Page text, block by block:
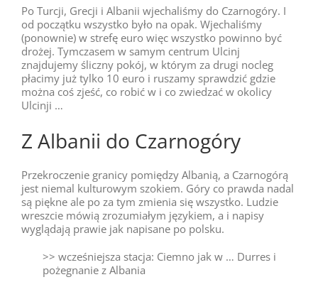
Po Turcji, Grecji i Albanii wjechaliśmy do Czarnogóry. I
od początku wszystko było na opak. Wjechaliśmy
(ponownie) w strefę euro więc wszystko powinno być
drożej. Tymczasem w samym centrum Ulcinj
znajdujemy śliczny pokój, w którym za drugi nocleg
płacimy już tylko 10 euro i ruszamy sprawdzić gdzie
można coś zjeść, co robić w i co zwiedzać w okolicy
Ulcinji …
Z Albanii do Czarnogóry
Przekroczenie granicy pomiędzy Albanią, a Czarnogórą
jest niemal kulturowym szokiem. Góry co prawda nadal
są piękne ale po za tym zmienia się wszystko. Ludzie
wreszcie mówią zrozumiałym językiem, a i napisy
wyglądają prawie jak napisane po polsku.
>> wcześniejsza stacja: Ciemno jak w … Durres i
pożegnanie z Albania